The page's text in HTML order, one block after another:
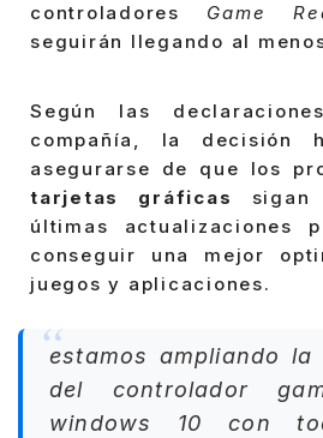
controladores Game
seguirán llegando al
Según las
compañía, la decisión
asegurarse de que los
tarjetas gráficas
sigan
últimas actualizaciones
conseguir una mejor
juegos y aplicaciones.
estamos ampliando la
del controlador
windows 10 con